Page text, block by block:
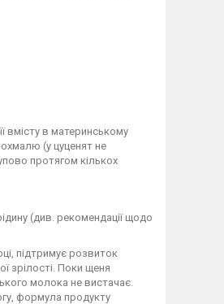
вмісту в материнському
(у цуценят не
протягом кількох
(див. рекомендації щодо
підтримує розвиток
зрілості. Поки щеня
молока не вистачає.
формула продукту